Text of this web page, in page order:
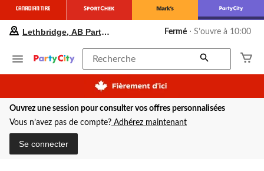
préféré
Lethbridge,
Party
City,
courament
Fermé,
Lethbridge, AB Party City Fermé ⋅ S’ouvre à 10:00
Recherche
Ouvrez une session pour consulter vos offres personnalisées
Vous n’avez pas de compte? Adhérez maintenant
Se connecter